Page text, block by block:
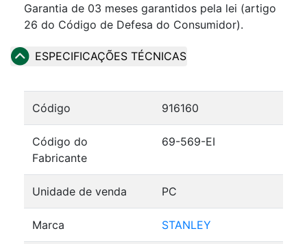
Garantia de 03 meses garantidos pela lei (artigo
26 do Código de Defesa do Consumidor).
ESPECIFICAÇÕES TÉCNICAS
Código 916160
Código do
Fabricante
69-569-EI
Unidade de venda PC
Marca STANLEY